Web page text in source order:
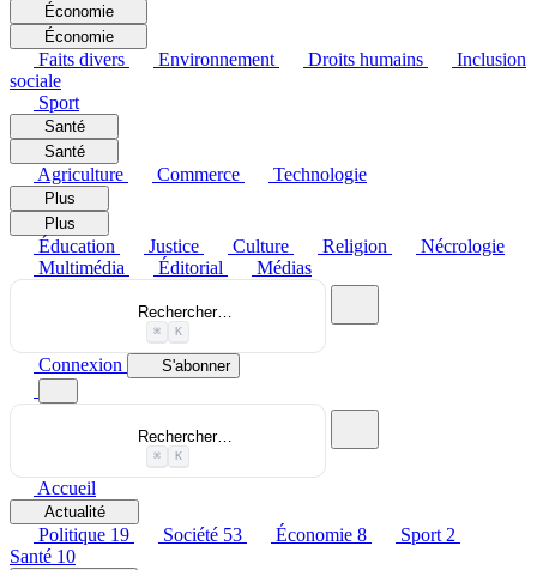
Économie
Économie
Faits divers Environnement Droits humains
Inclusion
sociale
Sport
Santé
Santé
Agriculture Commerce Technologie
Plus
Plus
Éducation Justice Culture Religion
Nécrologie
Multimédia
Éditorial Médias
Rechercher…
⌘ K
Connexion S'abonner
Rechercher…
⌘ K
Accueil
Actualité
Politique 19 Société 53 Économie 8 Sport 2
Santé 10